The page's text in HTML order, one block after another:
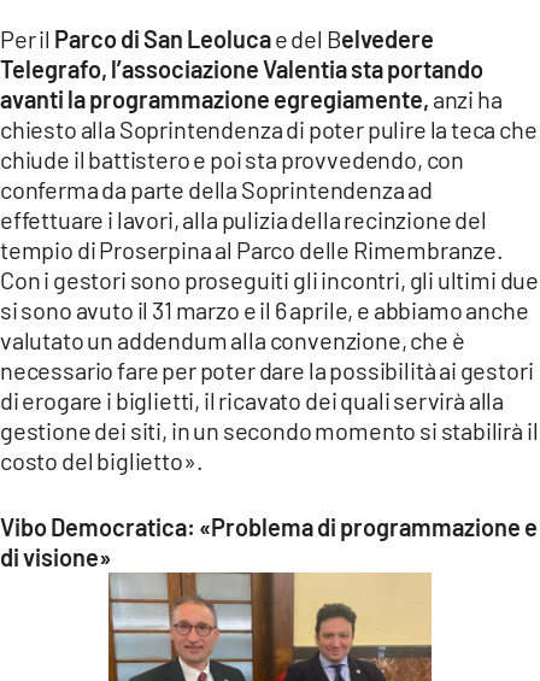
Per il Parco di San Leolucae del Belvedere
Telegrafo, l’associazione Valentia sta portando
avanti la programmazione egregiamente, anzi ha
chiesto alla Soprintendenza di poter pulire la teca che
chiude il battistero e poi sta provvedendo, con
conferma da parte della Soprintendenza ad
effettuare i lavori, alla pulizia della recinzione del
tempio di Proserpina al Parco delle Rimembranze.
Con i gestori sono proseguiti gli incontri, gli ultimi due
si sono avuto il 31 marzo e il 6 aprile, e abbiamo anche
valutato un addendum alla convenzione, che è
necessario fare per poter dare la possibilità ai gestori
di erogare i biglietti, il ricavato dei quali servirà alla
gestione dei siti, in un secondo momento si stabilirà il
costo del biglietto».
Vibo Democratica: «Problema di programmazione e
di visione»